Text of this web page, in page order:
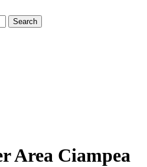
Search
Area Ciampea